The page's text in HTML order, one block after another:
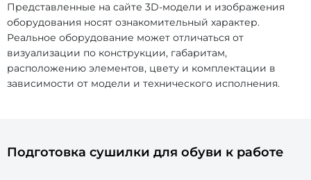
Представленные на сайте 3D-модели и изображения
оборудования носят ознакомительный характер.
Реальное оборудование может отличаться от
визуализации по конструкции, габаритам,
расположению элементов, цвету и комплектации в
зависимости от модели и технического исполнения.
Подготовка сушилки для обуви к работе